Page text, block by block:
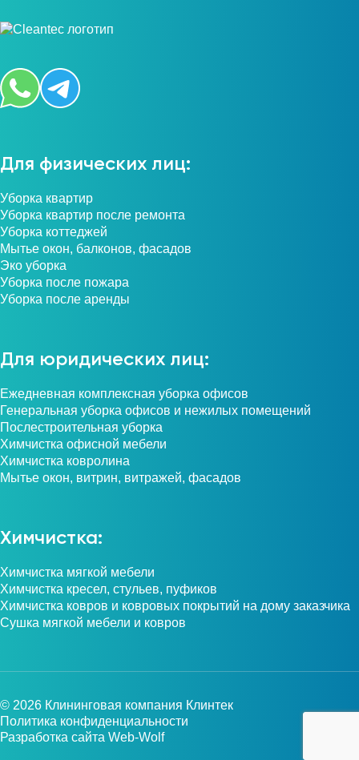
Для физических лиц:
Уборка квартир
Уборка квартир после ремонта
Уборка коттеджей
Мытье окон, балконов, фасадов
Эко уборка
Уборка после пожара
Уборка после аренды
Для юридических лиц:
Ежедневная комплексная уборка офисов
Генеральная уборка офисов и нежилых помещений
Послестроительная уборка
Химчистка офисной мебели
Химчистка ковролина
Мытье окон, витрин, витражей, фасадов
Химчистка:
Химчистка мягкой мебели
Химчистка кресел, стульев, пуфиков
Химчистка ковров и ковровых покрытий на дому заказчика
Сушка мягкой мебели и ковров
© 2026 Клининговая компания Клинтек
Политика конфиденциальности
Разработка сайта Web-Wolf